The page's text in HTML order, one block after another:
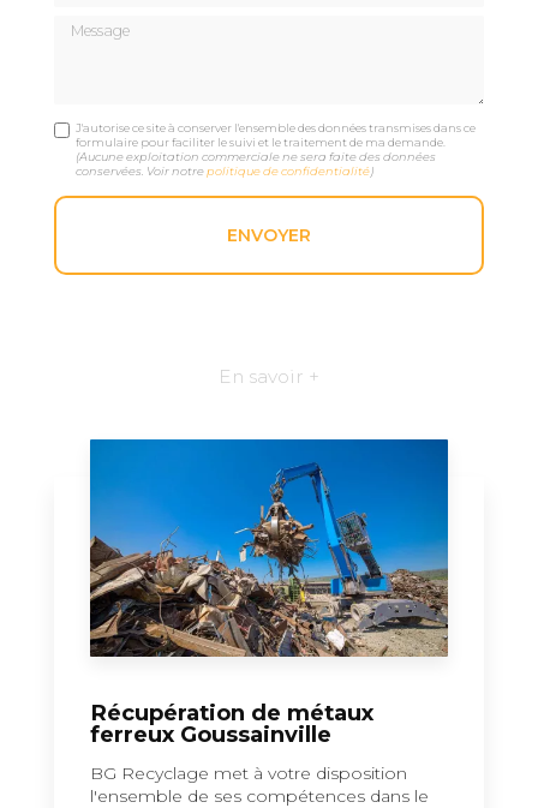
Message
J'autorise ce site à conserver l'ensemble des données transmises dans ce
formulaire pour faciliter le suivi et le traitement de ma demande.
(Aucune exploitation commerciale ne sera faite des données
conservées. Voir notrepolitique de confidentialité)
En savoir +
Récupération de métaux
ferreux Goussainville
BG Recyclage met à votre disposition
l'ensemble de ses compétences dans le